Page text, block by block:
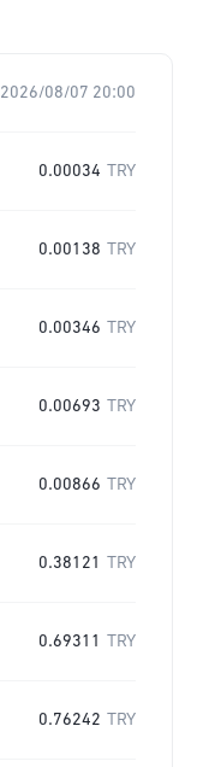
2026/08/07 20:00
0.00034 TRY
0.00138 TRY
0.00346 TRY
0.00693 TRY
0.00866 TRY
0.38121 TRY
0.69311 TRY
0.76242 TRY